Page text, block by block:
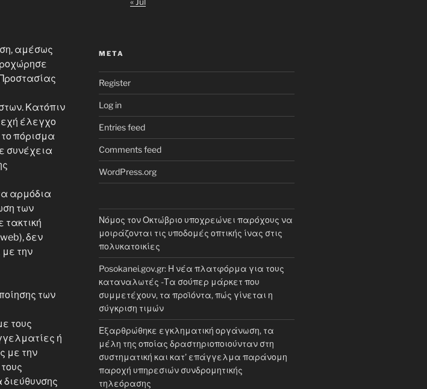
αμέσως
Κατόπιν
έλεγχο
πόρισμα
συνέχεια
αρμόδια
των
δεν
με την
των
τους
ή
με την
META
Register
Log in
Entries feed
Comments feed
WordPress.org
Νόμος τον Οκτώβριο υποχρεώνει παρόχους να
μοιράζονται τις υποδομές οπτικής ίνας στις
πολυκατοικίες
Posokanei.gov.gr: Η νέα πλατφόρμα για τους
καταναλωτές -Τα σούπερ μάρκετ που
συμμετέχουν, τα προϊόντα, πώς γίνεται η
σύγκριση τιμών
Εξαρθρώθηκε εγκληματική οργάνωση, τα
μέλη της οποίας δραστηριοποιούνταν στη
συστηματική και κατ’ επάγγελμα παράνομη
παροχή υπηρεσιών συνδρομητικής
τηλεόρασης